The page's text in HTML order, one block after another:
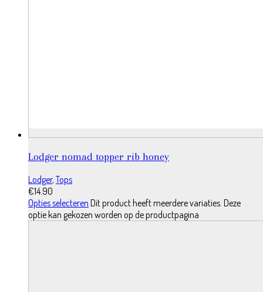
Lodger nomad topper rib honey
Lodger,Tops
€14.90
Opties selecteren Dit product heeft meerdere variaties. Deze
optie kan gekozen worden op de productpagina